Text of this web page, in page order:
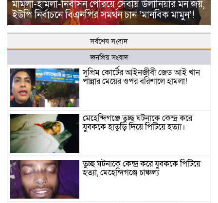
মামলা-হামলা-নির্বাসন পেরিয়ে সেবায় উলানিয়ার মন জয়,
ইউপি নির্বাচনে বিএনপির সমর্থন চান ‘মানবিক মামুন’!
সর্বশেষ সংবাদ
জনপ্রিয় সংবাদ
সুপ্রিম কোর্টের আইনজীবী জেড আই খান
পান্নার মেয়ের ওপর বরিশালে হামলা!
মেহেন্দিগঞ্জে তুচ্ছ ঘটনাকে কেন্দ্র করে
যুবককে হাতুড়ি দিয়ে পিটিয়ে হত্যা।
তুচ্ছ ঘটনাকে কেন্দ্র করে যুবককে পিটিয়ে
হত্যা, মেহেন্দিগঞ্জে চাঞ্চল্য